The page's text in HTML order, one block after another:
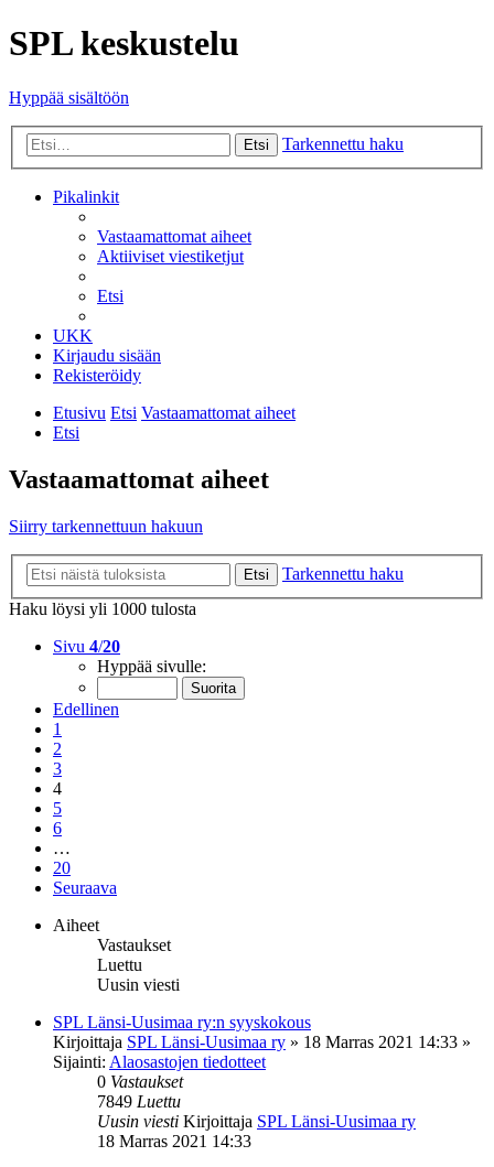
SPL keskustelu
Hyppää sisältöön
Etsi Tarkennettu haku
Pikalinkit
Vastaamattomat aiheet
Aktiiviset viestiketjut
Etsi
UKK
Kirjaudu sisään
Rekisteröidy
Etusivu Etsi Vastaamattomat aiheet
Etsi
Vastaamattomat aiheet
Siirry tarkennettuun hakuun
Etsi
Tarkennettu haku
Haku löysi yli 1000 tulosta
Sivu 4/20
Hyppää sivulle:
Edellinen
1
2
3
4
5
6
…
20
Seuraava
Aiheet
Vastaukset
Luettu
Uusin viesti
SPL Länsi-Uusimaa ry:n syyskokous
Kirjoittaja SPL Länsi-Uusimaa ry » 18 Marras 2021 14:33 »
Sijainti: Alaosastojen tiedotteet
0 Vastaukset
7849 Luettu
Uusin viesti Kirjoittaja SPL Länsi-Uusimaa ry
18 Marras 2021 14:33